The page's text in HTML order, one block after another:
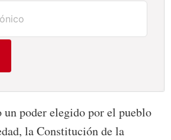
un poder elegido por el pueblo
la Constitución de la